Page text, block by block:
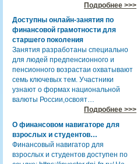
Подробнее >>>
Доступны онлайн-занятия по
финансовой грамотности для
старшего поколения
Занятия разработаны специально
для людей предпенсионного и
пенсионного возрастаи охватывают
семь ключевых тем. Участники
узнают о формах национальной
валюты России,освоят…
Подробнее >>>
О финансовом навигаторе для
взрослых и студентов…
Финансовый навигатор для
взрослых и студентов доступен по